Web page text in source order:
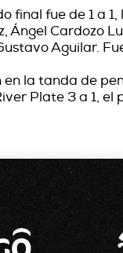
final fue de 1 a
Ángel Cardozo
Aguilar.
en la tanda de
Plate 3 a 1,